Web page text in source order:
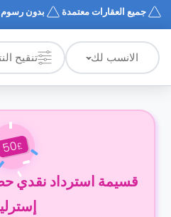
تعمل؟
الأسئلة
الشائعة
جميع العقارات معتمدة بدون رسوم
الانسب لك تنقيح
£
50